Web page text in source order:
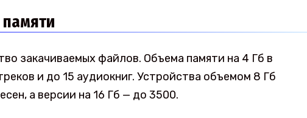
закачиваемых файлов. Объема памяти на 4 Гб в
и до 15 аудиокниг. Устройства объемом 8 Гб
а версии на 16 Гб — до 3500.